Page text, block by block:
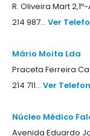
R. Oliveira Mart
214 987... Ver
Mário Moita Lda
Praceta Ferreira
214 711... Ver
Núcleo Médico
Avenida Eduardo